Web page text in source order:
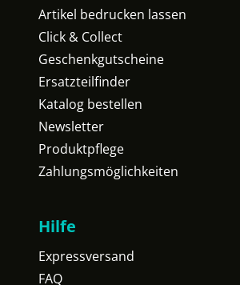
Artikel bedrucken lassen
Click & Collect
Geschenkgutscheine
Ersatzteilfinder
Katalog bestellen
Newsletter
Produktpflege
Zahlungsmöglichkeiten
Hilfe
Expressversand
FAQ